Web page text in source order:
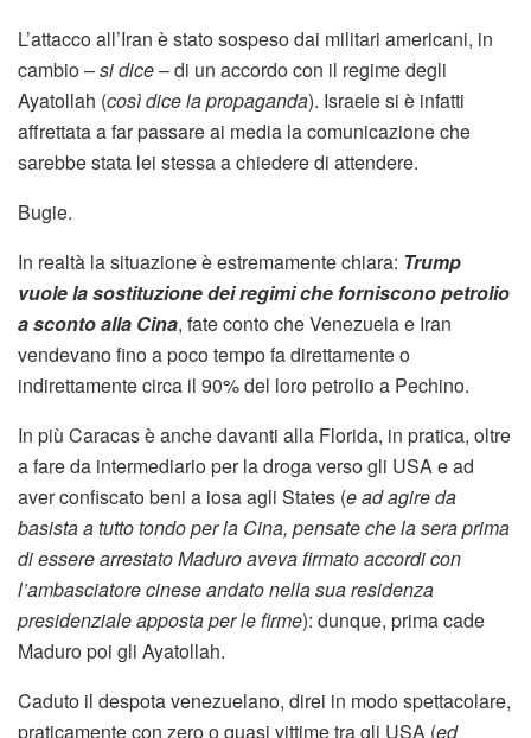
L’attacco all’Iran è stato sospeso dai militari americani, in
cambio –si dice– di un accordo con il regime degli
Ayatollah (così dice la propaganda). Israele si è infatti
affrettata a far passare ai media la comunicazione che
sarebbe stata lei stessa a chiedere di attendere.
Bugie.
In realtà la situazione è estremamente chiara: Trump
vuole la sostituzione dei regimi che forniscono petrolio
a sconto alla Cina, fate conto che Venezuela e Iran
vendevano fino a poco tempo fa direttamente o
indirettamente circa il 90% del loro petrolio a Pechino.
In più Caracas è anche davanti alla Florida, in pratica, oltre
a fare da intermediario per la droga verso gli USA e ad
aver confiscato beni a iosa agli States (e ad agire da
basista a tutto tondo per la Cina, pensate che la sera prima
di essere arrestato Maduro aveva firmato accordi con
l’ambasciatore cinese andato nella sua residenza
presidenziale apposta per le firme): dunque, prima cade
Maduro poi gli Ayatollah.
Caduto il despota venezuelano, direi in modo spettacolare,
praticamente con zero o quasi vittime tra gli USA (ed